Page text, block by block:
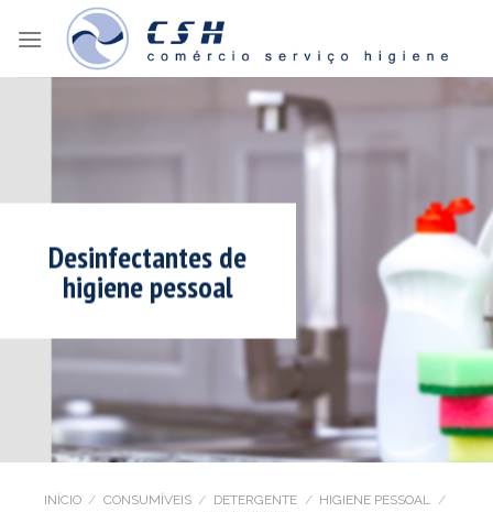
Desinfectantes de
higiene pessoal
INÍCIO / CONSUMÍVEIS / DETERGENTE / HIGIENE PESSOAL /